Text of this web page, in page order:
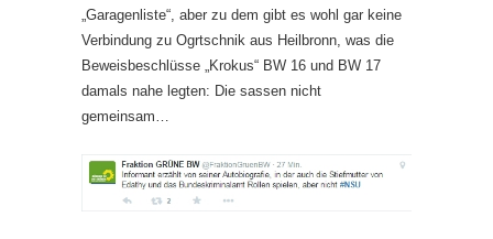
„Garagenliste“, aber zu dem gibt es wohl gar keine
Verbindung zu Ogrtschnik aus Heilbronn, was die
Beweisbeschlüsse „Krokus“ BW 16 und BW 17
damals nahe legten: Die sassen nicht
gemeinsam…